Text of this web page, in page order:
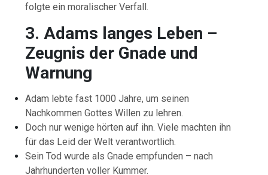
folgte ein moralischer Verfall.
3. Adams langes Leben –
Zeugnis der Gnade und
Warnung
Adam lebte fast 1000 Jahre, um seinen
Nachkommen Gottes Willen zu lehren.
Doch nur wenige hörten auf ihn. Viele machten ihn
für das Leid der Welt verantwortlich.
Sein Tod wurde als Gnade empfunden – nach
Jahrhunderten voller Kummer.